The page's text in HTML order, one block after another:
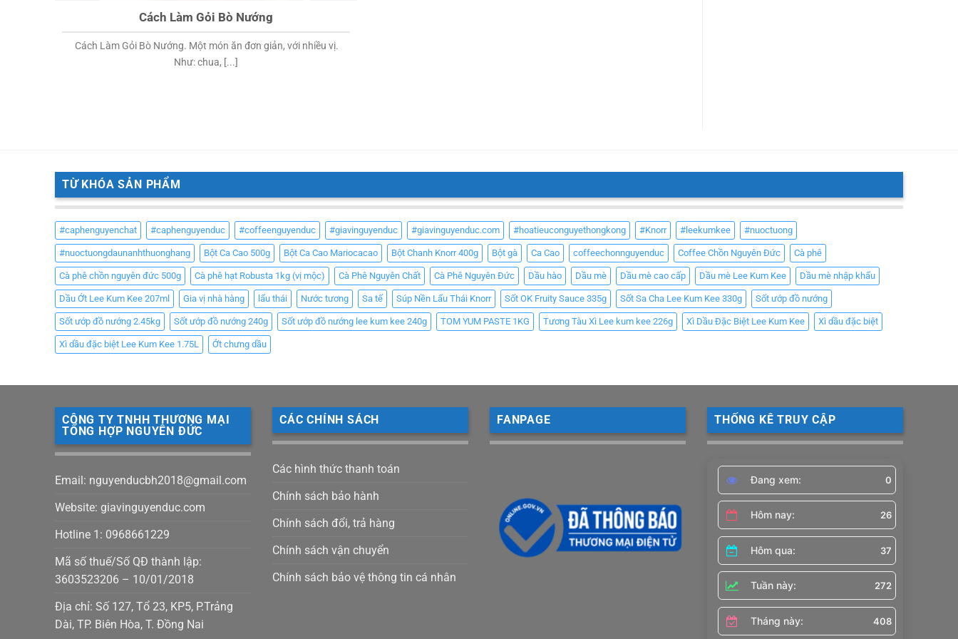
Cách Làm Gỏi Bò Nướng
Cách Làm Gỏi Bò Nướng. Một món ăn đơn giản, với nhiều vị.
Như: chua, [...]
TỪ KHÓA SẢN PHẨM
#caphenguyenchat #caphenguyenduc #coffeenguyenduc #giavinguyenduc #giavinguyenduc.com #hoatieuconguyethongkong #Knorr #leekumkee #nuoctuong
#nuoctuongdaunanhthuonghang Bột Ca Cao 500g Bột Ca Cao Mariocacao Bột Chanh Knorr 400g Bột gà Ca Cao coffeechonnguyenduc Coffee Chồn Nguyên Đức Cà phê
Cà phê chồn nguyên đức 500g Cà phê hạt Robusta 1kg (vị mộc) Cà Phê Nguyên Chất Cà Phê Nguyên Đức Dầu hào Dầu mè Dầu mè cao cấp Dầu mè Lee Kum Kee Dầu mè nhập khẩu
Dầu Ớt Lee Kum Kee 207ml Gia vị nhà hàng lẩu thái Nước tương Sa tế Súp Nền Lẩu Thái Knorr Sốt OK Fruity Sauce 335g Sốt Sa Cha Lee Kum Kee 330g Sốt ướp đồ nướng
Sốt ướp đồ nướng 2.45kg Sốt ướp đồ nướng 240g Sốt ướp đồ nướng lee kum kee 240g TOM YUM PASTE 1KG Tương Tàu Xì Lee kum kee 226g Xì Dầu Đặc Biệt Lee Kum Kee Xì dầu đặc biệt
Xì dầu đặc biệt Lee Kum Kee 1.75L Ớt chưng dầu
CÔNG TY TNHH THƯƠNG MẠI
TỔNG HỢP NGUYÊN ĐỨC
Email: nguyenducbh2018@gmail.com
Website: giavinguyenduc.com
Hotline 1: 0968661229
Mã số thuế/Số QĐ thành lập:
3603523206 – 10/01/2018
Địa chỉ: Số 127, Tổ 23, KP5, P.Trảng
Dài, TP. Biên Hòa, T. Đồng Nai
CÁC CHÍNH SÁCH
Các hình thức thanh toán
Chính sách bảo hành
Chính sách đổi, trả hàng
Chính sách vận chuyển
Chính sách bảo vệ thông tin cá nhân
FANPAGE THỐNG KÊ TRUY CẬP
Đang xem: 0
Hôm nay: 26
Hôm qua: 37
Tuần này: 272
Tháng này: 408